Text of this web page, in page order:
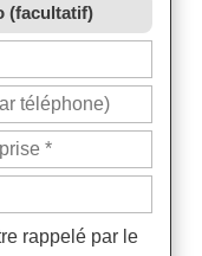
(facultatif)
rappelé par le